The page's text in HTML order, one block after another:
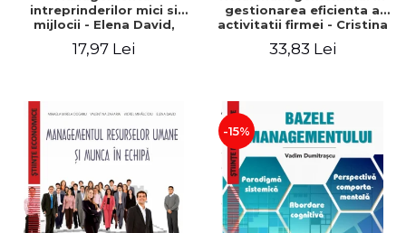
intreprinderilor mici si
mijlocii - Elena David,
Roxana Carmen Ionescu,
17,97 Lei
gestionarea eficienta a
activitatii firmei - Cristina
Gabriel Nastase, Mihaela-
33,83 Lei
-15%